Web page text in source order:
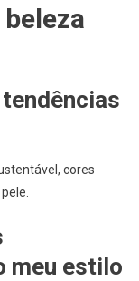
cores
meu estilo